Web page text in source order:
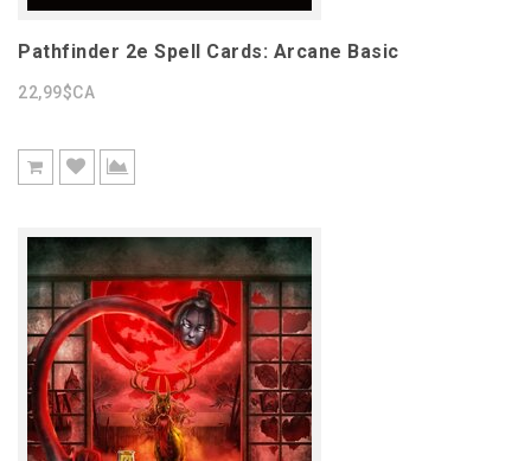
Pathfinder 2e Spell Cards: Arcane Basic
22,99$CA